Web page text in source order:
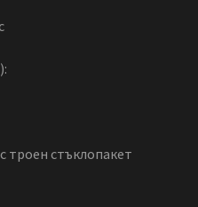
троен стъклопакет